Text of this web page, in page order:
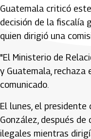
Guatemala criticó
decisión de la fiscalía
quien dirigió una
"El Ministerio de
y Guatemala, rechaza
comunicado.
El lunes, el
González, después
ilegales mientras